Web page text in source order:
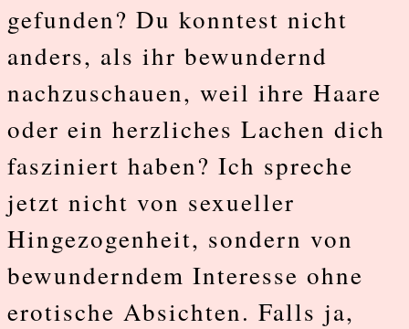
gefunden? Du konntest nicht
anders, als ihr bewundernd
nachzuschauen, weil ihre Haare
oder ein herzliches Lachen dich
fasziniert haben? Ich spreche
jetzt nicht von sexueller
Hingezogenheit, sondern von
bewunderndem Interesse ohne
erotische Absichten. Falls ja,